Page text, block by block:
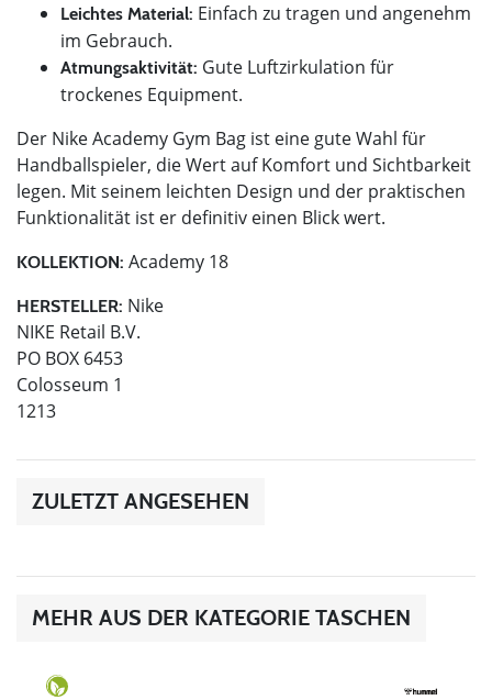
Leichtes Material: Einfach zu tragen und angenehm
im Gebrauch.
Atmungsaktivität: Gute Luftzirkulation für
trockenes Equipment.
Der Nike Academy Gym Bag ist eine gute Wahl für
Handballspieler, die Wert auf Komfort und Sichtbarkeit
legen. Mit seinem leichten Design und der praktischen
Funktionalität ist er definitiv einen Blick wert.
KOLLEKTION: Academy 18
HERSTELLER: Nike
NIKE Retail B.V.
PO BOX 6453
Colosseum 1
1213
ZULETZT ANGESEHEN
MEHR AUS DER KATEGORIE TASCHEN